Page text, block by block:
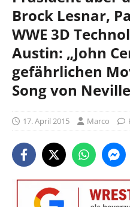
Brock Lesnar,
WWE 3D
Austin: „John
gefährlichen
Song von Neville
17. April 2015 Marco